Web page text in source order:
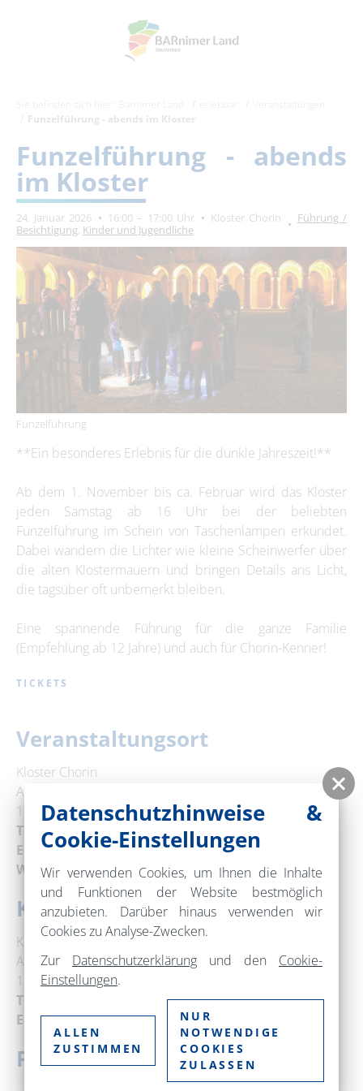
Funzelführung - abends im Kloster
Funzelführung - abends
im Kloster
24. Januar 2026 16:00 – 17:00 Uhr Kloster Chorin
Führung /
Besichtigung, Kinder und Jugendliche
Funzelführung
**Ein besonderes Erlebnis für die dunkle Jahreszeit!**
Ab dem 1. November bis ca. Februar wird das Kloster
jeden Samstag ab 16 Uhr bei der beliebten
Funzelführung im Schein von Taschenlampen erkundet.
Dabei wandern die Lichter wie kleine Scheinwerfer über
die alten Klostermauern und bringen Details ans Licht,
die tagsüber oft unbemerkt bleiben.
Eine spannende Führung für die ganze Familie
(Empfehlung ab 12 Jahre) und auch für Chorin-Kenner!
TICKETS
Veranstaltungsort
Kloster Chorin
Amt Chorin 11a
16230 Chorin
Telefon:
+49 33366 70377
E-Mail:info@kloster-chorin.org
Web:www.kloster-chorin.org
Kontakt
Kloster Chorin
Amt Chorin 11
16230 Chorin
Telefon:
+49 33366 70377
E-Mail:info@kloster-chorin.org
Preise
Datenschutzhinweise &
Cookie-Einstellungen
Wir verwenden Cookies, um Ihnen die Inhalte
und Funktionen der Website bestmöglich
anzubieten. Darüber hinaus verwenden wir
Cookies zu Analyse-Zwecken.
Zur Datenschutzerklärung und den Cookie-
Einstellungen.
ALLEN
ZUSTIMMEN
NUR
NOTWENDIGE
COOKIES
ZULASSEN